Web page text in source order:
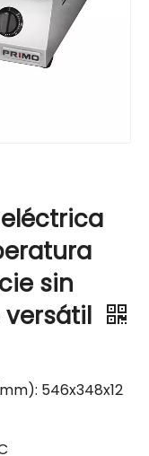
sin
versátil
546x348x12